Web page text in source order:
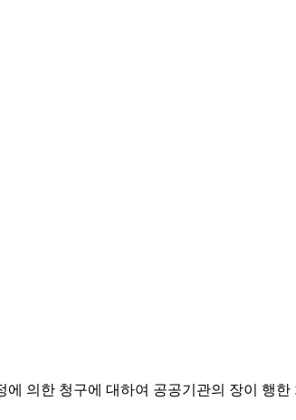
의한 청구에 대하여 공공기관의 장이 행